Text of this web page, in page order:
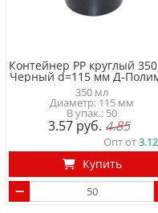
Контейнер PP круглый
Черный d=115 мм Д-
350 мл
Диаметр: 115 мм
50
3.57 4.85
Опт от3.12
Купить